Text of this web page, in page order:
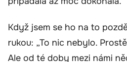
Když jsem se ho na to
rukou: „To nic nebylo.
Ale od té doby mezi námi